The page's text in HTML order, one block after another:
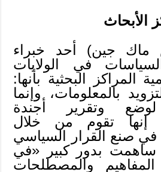
الأبحاث
جين) أحد خبراء
في الولايات
المراكز البحثية بأنها:
بالمعلومات، وإنما
وتقرير أجندة
إنها تقوم من خلال
في صنع القرار السياسي
ساهمت بدور كبير «في
والمصطلحات